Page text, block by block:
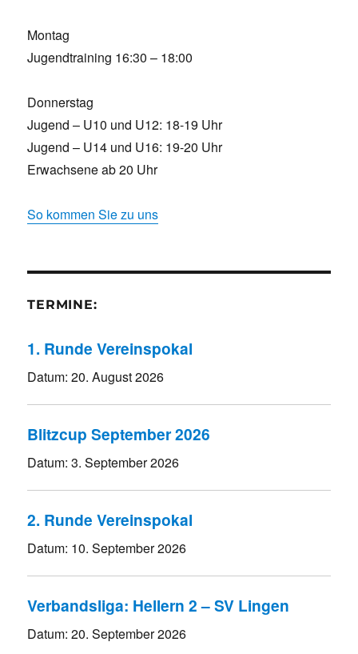
Montag
Jugendtraining 16:30 – 18:00
Donnerstag
Jugend – U10 und U12: 18-19 Uhr
Jugend – U14 und U16: 19-20 Uhr
Erwachsene ab 20 Uhr
So kommen Sie zu uns
TERMINE:
1. Runde Vereinspokal
Datum:20. August 2026
Blitzcup September 2026
Datum:3. September 2026
2. Runde Vereinspokal
Datum: 10. September 2026
Verbandsliga: Hellern 2 – SV Lingen
Datum:20. September 2026